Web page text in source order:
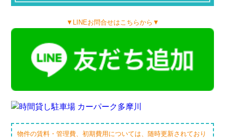
▼LINEお問合せはこちらから▼
物件の賃料・管理費、初期費用については、随時更新されており